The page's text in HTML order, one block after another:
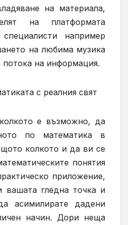
на материала,
на платформата
например
на любима музика
потока на информация.
с реалния свят
е възможно, да
по математика в
колкото и да ви се
понятия
приложение,
вашата гледна точка и
асимилирате дадени
начин. Дори неща